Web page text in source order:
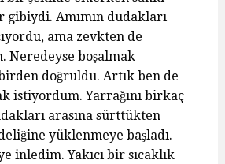
Amımın dudakları
ama zevkten de
Neredeyse boşalmak
doğruldu. Artık ben de
istiyordum. Yarrağını birkaç
arasına sürttükten
yüklenmeye başladı.
inledim. Yakıcı bir sıcaklık